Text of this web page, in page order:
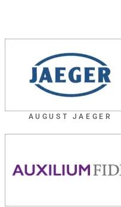
AUGUST JAEGER